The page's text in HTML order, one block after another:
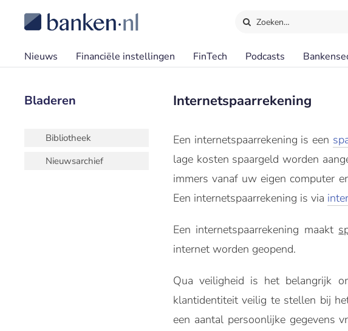
Zoeken…
Nieuws Financiële instellingen FinTech Podcasts
Bladeren
Bibliotheek
Nieuwsarchief
Internetspaarrekening
Een internetspaarrekening is een
lage kosten spaargeld worden
immers vanaf uw eigen computer
Een internetspaarrekening is via
Een internetspaarrekening maakt
internet worden geopend.
Qua veiligheid is het belangrijk
klantidentiteit veilig te stellen bij
een aantal persoonlijke gegevens